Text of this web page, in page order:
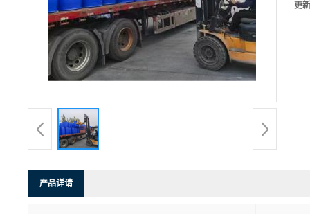
更
产品详请